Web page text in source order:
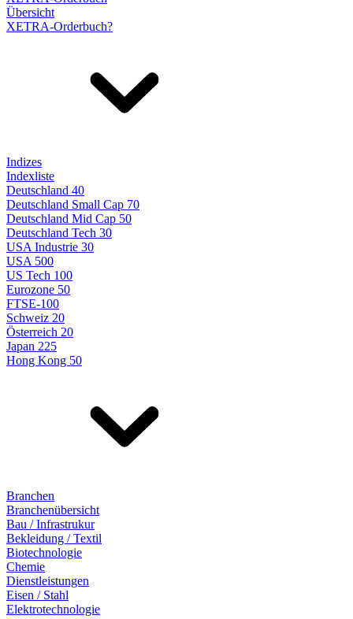
Übersicht
XETRA-Orderbuch?
Indizes
Indexliste
Deutschland 40
Deutschland Small Cap 70
Deutschland Mid Cap 50
Deutschland Tech 30
USA Industrie 30
USA 500
US Tech 100
Eurozone 50
FTSE-100
Schweiz 20
Österreich 20
Japan 225
Hong Kong 50
Branchen
Branchenübersicht
Bau / Infrastrukur
Bekleidung / Textil
Biotechnologie
Chemie
Dienstleistungen
Eisen / Stahl
Elektrotechnologie